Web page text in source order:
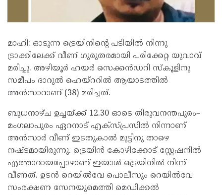
മാഹി: ഓടുന്ന ട്രെയിനിന്റെ പടിയിൽ നിന്നു
ട്രാക്കിലേക്ക് വീണ് ഗുരുതരമായി പരിക്കേറ്റ യുവാവ്
മരിച്ചു. അഴിയൂർ ഹയർ സെക്കൻഡറി സ്കൂളിനു
സമീപം ദാറുൽ ഹെയ്ററിൽ ആയാടത്തിൽ
അൻസാറാണ് (38) മരിച്ചത്.
ബുധനാഴ്ച ഉച്ചയ്ക്ക് 12.30 ഓടെ തിരുവനന്തപുരം–
മംഗലാപുരം ഏറനാട് എക്സ്പ്രസിൽ നിന്നാണ്
അൻസാർ വീണ് ഇടതുകാൽ മുട്ടിനു താഴെ
നഷ്ടമായിരുന്നു. ട്രെയിൻ കോഴിക്കോട് സ്റ്റേഷനിൽ
എത്താറായപ്പോഴാണ് ഇയാൾ ട്രെയിനിൽ നിന്ന്
വീണത്. ഉടൻ റെയിൽവേ പൊലീസും റെയിൽവേ
സംരക്ഷണ സേനയുമെത്തി മെഡിക്കൽ